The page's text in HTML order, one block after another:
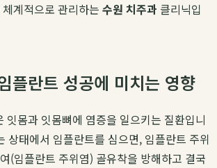
계적으로 관리하는 수원 치주과 클리닉입
플란트 성공에 미치는 영향
잇몸과 잇몸뼈에 염증을 일으키는 질환입니
상태에서 임플란트를 심으면, 임플란트 주위
(임플란트 주위염) 골유착을 방해하고 결국